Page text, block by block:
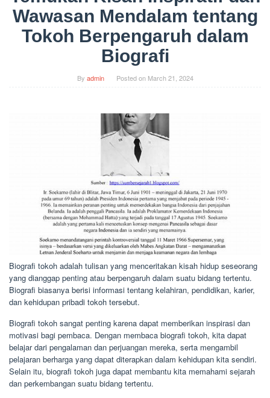
Wawasan Mendalam tentang
Tokoh Berpengaruh dalam
Biografi
By admin Posted on March 21, 2024
Biografi tokoh adalah tulisan yang menceritakan kisah hidup seseorang
yang dianggap penting atau berpengaruh dalam suatu bidang tertentu.
Biografi biasanya berisi informasi tentang kelahiran, pendidikan, karier,
dan kehidupan pribadi tokoh tersebut.
Biografi tokoh sangat penting karena dapat memberikan inspirasi dan
motivasi bagi pembaca. Dengan membaca biografi tokoh, kita dapat
belajar dari pengalaman dan perjuangan mereka, serta mengambil
pelajaran berharga yang dapat diterapkan dalam kehidupan kita sendiri.
Selain itu, biografi tokoh juga dapat membantu kita memahami sejarah
dan perkembangan suatu bidang tertentu.